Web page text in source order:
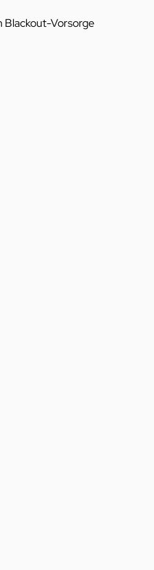
Blackout-Vorsorge